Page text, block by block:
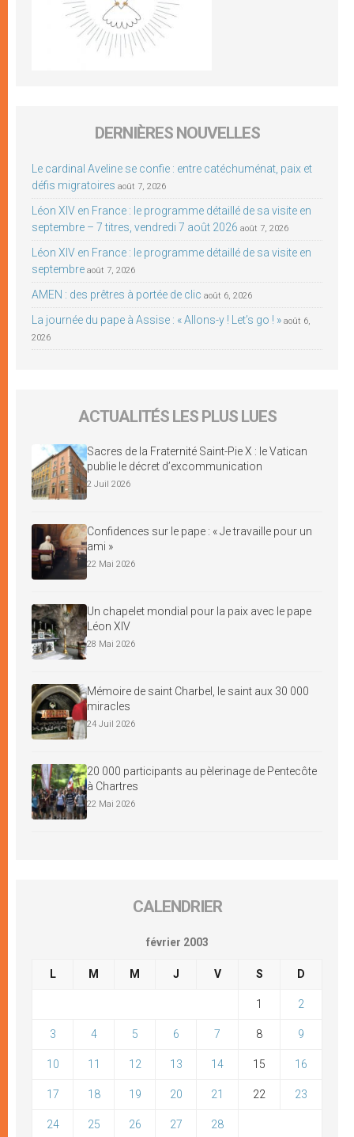
DERNIÈRES NOUVELLES
Le cardinal Aveline se confie : entre catéchuménat, paix et
défis migratoires août 7, 2026
Léon XIV en France : le programme détaillé de sa visite en
septembre – 7 titres, vendredi 7 août 2026 août 7, 2026
Léon XIV en France : le programme détaillé de sa visite en
septembre août 7, 2026
AMEN : des prêtres à portée de clic août 6, 2026
La journée du pape à Assise : « Allons-y ! Let’s go ! » août 6,
2026
ACTUALITÉS LES PLUS LUES
Sacres de la Fraternité Saint-Pie X : le Vatican
publie le décret d’excommunication
2 Juil 2026
Confidences sur le pape : « Je travaille pour un
ami »
22 Mai 2026
Un chapelet mondial pour la paix avec le pape
Léon XIV
28 Mai 2026
Mémoire de saint Charbel, le saint aux 30 000
miracles
24 Juil 2026
20 000 participants au pèlerinage de Pentecôte
à Chartres
22 Mai 2026
CALENDRIER
février 2003
L M M J V S D
1 2
3 4 5 6 7 8 9
10 11 12 13 14 15 16
17 18 19 20 21 22 23
24 25 26 27 28